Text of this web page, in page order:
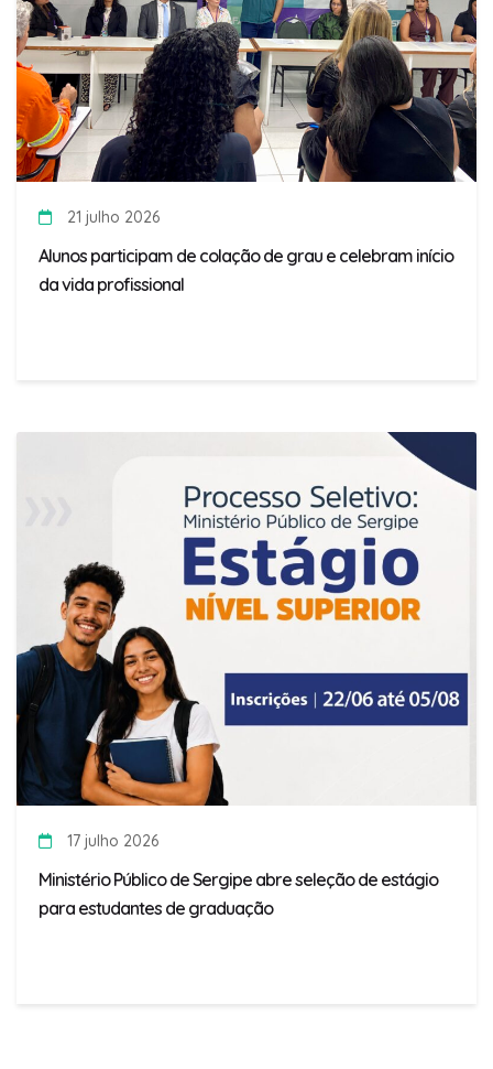
21 julho 2026
Alunos participam de colação de grau e celebram início
da vida profissional
17 julho 2026
Ministério Público de Sergipe abre seleção de estágio
para estudantes de graduação